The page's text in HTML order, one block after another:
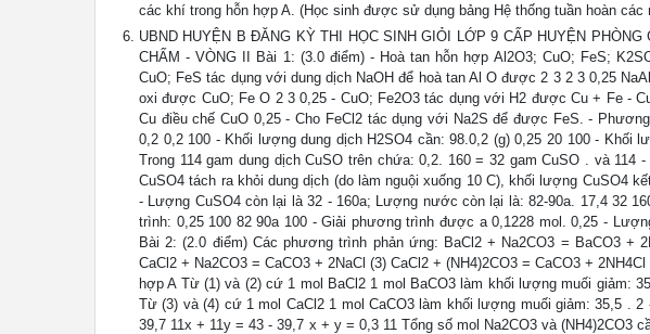
các khí trong hỗn hợp A. (Học sinh được sử dụng bảng Hệ thống tuần hoàn
UBND HUYỆN B ĐĂNG KỲ THI HỌC SINH GIỎI LỚP 9 CẤP HUYỆN
CHẤM - VÒNG II Bài 1: (3.0 điểm) - Hoà tan hỗn hợp Al2O3; CuO; FeS;
CuO; FeS tác dụng với dung dịch NaOH để hoà tan Al O được 2 3 2 3 0,25
oxi được CuO; Fe O 2 3 0,25 - CuO; Fe2O3 tác dụng với H2 được Cu + Fe -
Cu điều chế CuO 0,25 - Cho FeCl2 tác dụng với Na2S để được FeS. -
0,2 0,2 100 - Khối lượng dung dịch H2SO4 cần: 98.0,2 (g) 0,25 20 100 - Khối
Trong 114 gam dung dịch CuSO trên chứa: 0,2. 160 = 32 gam CuSO . và
CuSO4 tách ra khỏi dung dịch (do làm nguội xuống 10 C), khối lượng CuSO4
- Lượng CuSO4 còn lại là 32 - 160a; Lượng nước còn lại là: 82-90a. 17,4 32
trình: 0,25 100 82 90a 100 - Giải phương trình được a 0,1228 mol. 0,25 -
Bài 2: (2.0 điểm) Các phương trình phản ứng: BaCl2 + Na2CO3 = BaCO3 +
CaCl2 + Na2CO3 = CaCO3 + 2NaCl (3) CaCl2 + (NH4)2CO3 = CaCO3 +
hợp A Từ (1) và (2) cứ 1 mol BaCl2 1 mol BaCO3 làm khối lượng muối giảm:
Từ (3) và (4) cứ 1 mol CaCl2 1 mol CaCO3 làm khối lượng muối giảm: 35,5 .
39,7 11x + 11y = 43 - 39,7 x + y = 0,3 11 Tổng số mol Na2CO3 và (NH4)2CO3